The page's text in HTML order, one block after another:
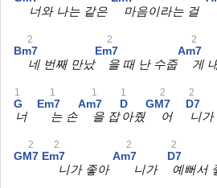
너와 나는 같은 마음이라는 걸
Bm7
2
네 번째 만났
Em7
2
을 때 난 수줍
Am7
2
게
G
1
너
Em7
1
는 손
Am7
1
을 잡
D
1
아줬
GM7
2
어
D7
2
니
GM7
2
Em7
2
니가 좋아
Am7
2
니가
D7
2
예뻐서